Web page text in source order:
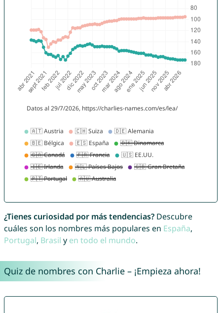
¿Tienes curiosidad por más tendencias?Descubre
cuáles son los nombres más populares en España,
Portugal, Brasil y en todo el mundo.
Quiz de nombres con Charlie – ¡Empieza ahora!